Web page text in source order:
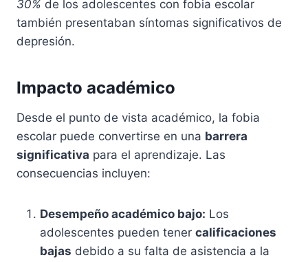
30% de los adolescentes con fobia escolar
también presentaban síntomas significativos de
depresión.
Impacto académico
Desde el punto de vista académico, la fobia
escolar puede convertirse en una barrera
significativa para el aprendizaje. Las
consecuencias incluyen:
Desempeño académico bajo: Los
adolescentes pueden tener calificaciones
bajas debido a su falta de asistencia a la